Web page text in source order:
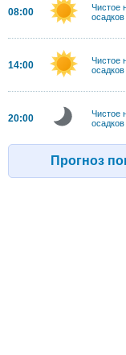
08:00
Чистое
осадков
14:00
Чистое
осадков
20:00
Чистое
осадков
Прогноз